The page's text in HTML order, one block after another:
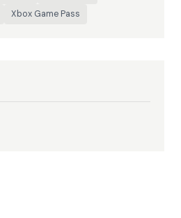
Xbox Game Pass